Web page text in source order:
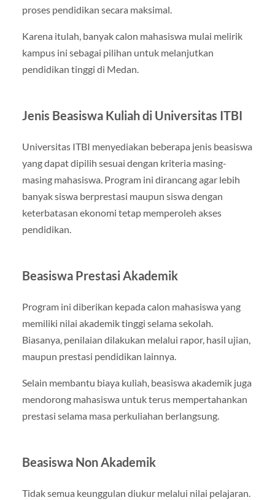
proses pendidikan secara maksimal.
Karena itulah, banyak calon mahasiswa mulai melirik
kampus ini sebagai pilihan untuk melanjutkan
pendidikan tinggi di Medan.
Jenis Beasiswa Kuliah di Universitas ITBI
Universitas ITBI menyediakan beberapa jenis beasiswa
yang dapat dipilih sesuai dengan kriteria masing-
masing mahasiswa. Program ini dirancang agar lebih
banyak siswa berprestasi maupun siswa dengan
keterbatasan ekonomi tetap memperoleh akses
pendidikan.
Beasiswa Prestasi Akademik
Program ini diberikan kepada calon mahasiswa yang
memiliki nilai akademik tinggi selama sekolah.
Biasanya, penilaian dilakukan melalui rapor, hasil ujian,
maupun prestasi pendidikan lainnya.
Selain membantu biaya kuliah, beasiswa akademik juga
mendorong mahasiswa untuk terus mempertahankan
prestasi selama masa perkuliahan berlangsung.
Beasiswa Non Akademik
Tidak semua keunggulan diukur melalui nilai pelajaran.